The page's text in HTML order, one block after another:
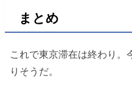
まとめ
これで東京滞在は終わり。
りそうだ。